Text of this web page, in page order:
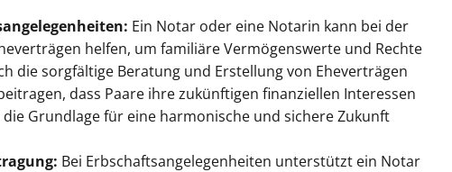
Ein Notar oder eine Notarin kann bei der
helfen, um familiäre Vermögenswerte und Rechte
die sorgfältige Beratung und Erstellung von Eheverträgen
dass Paare ihre zukünftigen finanziellen Interessen
Grundlage für eine harmonische und sichere Zukunft
Bei Erbschaftsangelegenheiten unterstützt ein Notar